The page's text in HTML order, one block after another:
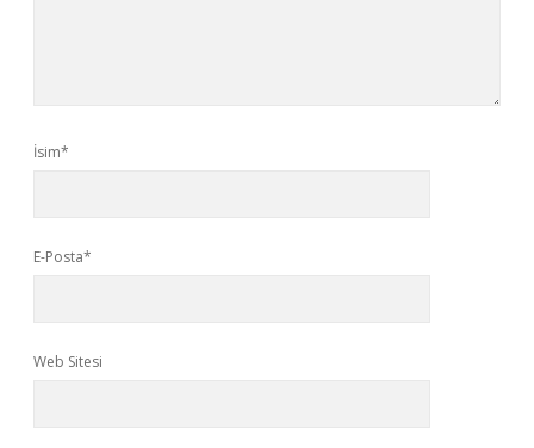
İsim*
E-Posta*
Web Sitesi